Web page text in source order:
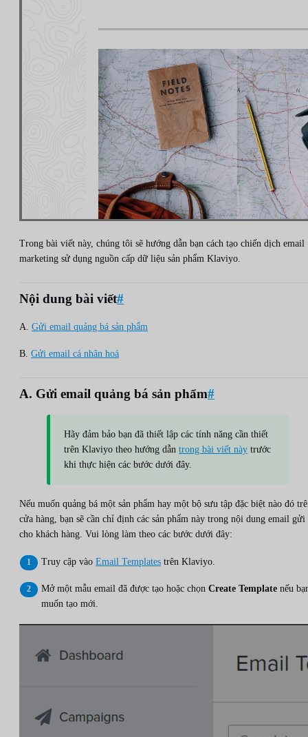
Trong bài viết này, chúng tôi sẽ hướng dẫn bạn cách tạo chiến dịch email
marketing sử dụng nguồn cấp dữ liệu sản phẩm Klaviyo.
Nội dung bài viết#
A. Gửi email quảng bá sản phẩm
B. Gửi email cá nhân hoá
A. Gửi email quảng bá sản phẩm#
Hãy đảm bảo bạn đã thiết lập các tính năng cần thiết
trên Klaviyo theo hướng dẫn trong bài viết này trước
khi thực hiện các bước dưới đây.
Nếu muốn quảng bá một sản phẩm hay một bộ sưu tập đặc biệt nào đó
cửa hàng, bạn sẽ cần chỉ định các sản phẩm này trong nội dung email gửi
cho khách hàng. Vui lòng làm theo các bước dưới đây:
Truy cập vào Email Templates trên Klaviyo.
Mở một mẫu email đã được tạo hoặc chọn Create Template nếu
muốn tạo mới.